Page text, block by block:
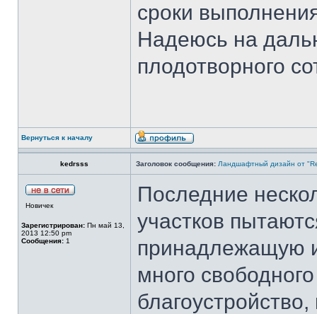
сроки
Надеюсь на
плодотворного
Вернуться к началу
kedrsss Заголовок сообщения: Ландшафтный дизайн от
Новичек
Зарегистрирован: Пн май 13,
2013 12:50 pm
Сообщения: 1
Последние
участков
принадлежащую
много